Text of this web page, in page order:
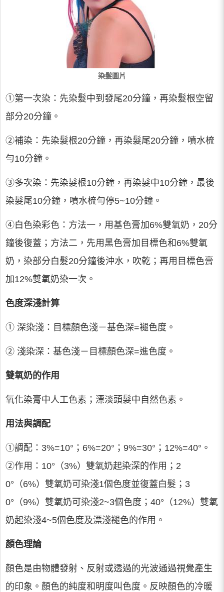
染髮圖片
①第一次染：先染髮中到發尾20分鐘，再染髮根空留
部分20分鐘。
②補染：先染髮根20分鐘，再染髮尾20分鐘，噴水梳
勻10分鐘。
③多次染：先染髮根10分鐘，再染髮中10分鐘，最後
染髮尾10分鐘，噴水梳勻停5~10分鐘。
④白色染彩色：方法一，用基色膏加6%雙氧奶，20分
鐘後復蓋；方法二，先用黑色膏加目標色和6%雙氧
奶，染部分白髮20分鐘後沖水，吹乾；再用目標色膏
加12%雙氧奶染一次。
色度深淺計算
① 深染淺：目標顏色淺－基色深=褪色度。
② 淺染深：基色淺－目標顏色深=進色度。
雙氧奶的作用
氧化染膏中人工色素；漂淡頭髮中自然色素。
用法與調配
①調配：3%=10°；6%=20°；9%=30°；12%=40°。
②作用：10°（3%）雙氧奶起染深的作用；2
0°（6%）雙氧奶可染淺1個色度並復蓋白髮；3
0°（9%）雙氧奶可染淺2~3個色度；40°（12%）雙氧
奶起染淺4~5個色度及漂淺褪色的作用。
顏色理論
顏色是由物體發射、反射或透過的光波通過視覺產生
的印象。顏色的純度和明度叫色度。反映顏色的冷暖